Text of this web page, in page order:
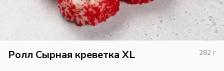
Ролл Сырная креветка XL 282 г